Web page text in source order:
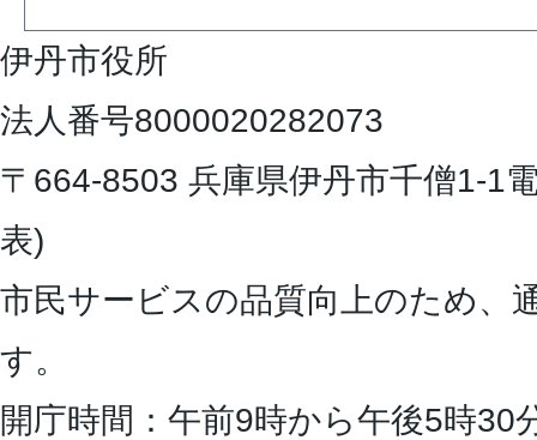
伊丹市役所
法人番号8000020282073
〒664-8503 兵庫県伊丹市千僧1-1
表)
市民サービスの品質向上のため、
す。
開庁時間：午前9時から午後5時30